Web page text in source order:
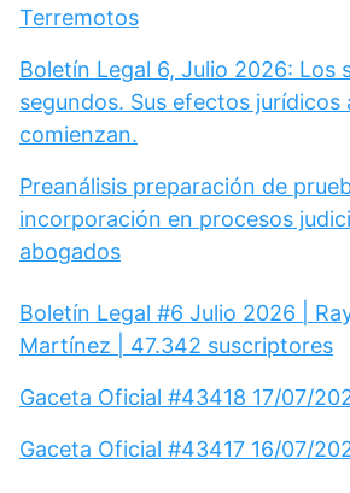
Terremotos
Boletín Legal 6, Julio 2026: Los
segundos. Sus efectos jurídicos
comienzan.
Preanálisis preparación de
incorporación en procesos
abogados
Boletín Legal #6 Julio 2026 |
Martínez | 47.342 suscriptores
Gaceta Oficial #43418 17/07/
Gaceta Oficial #43417 16/07/